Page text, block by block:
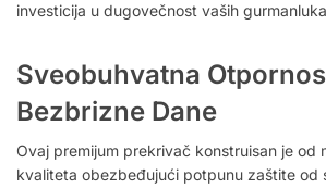
investicija u dugovečnost vaših
Sveobuhvatna
Bezbrizne Dane
Ovaj premijum prekrivač konstruisan je od
kvaliteta obezbeđujući potpunu zaštite od